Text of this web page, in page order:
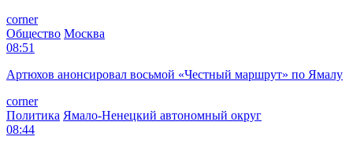
corner
Общество Москва
08:51
Артюхов анонсировал восьмой «Честный маршрут» по Ямалу
corner
Политика Ямало-Ненецкий автономный округ
08:44